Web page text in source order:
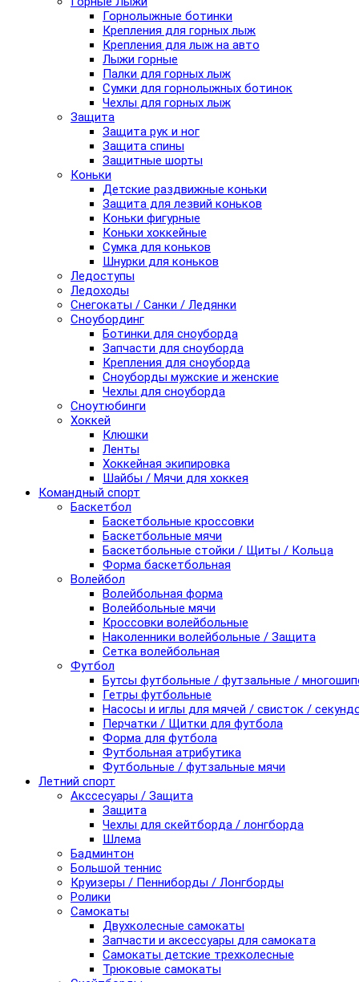
Горнолыжные ботинки
Крепления для горных лыж
Крепления для лыж на авто
Лыжи горные
Палки для горных лыж
Сумки для горнолыжных ботинок
Чехлы для горных лыж
Защита
Защита рук и ног
Защита спины
Защитные шорты
Коньки
Детские раздвижные коньки
Защита для лезвий коньков
Коньки фигурные
Коньки хоккейные
Сумка для коньков
Шнурки для коньков
Ледоступы
Ледоходы
Снегокаты / Санки / Ледянки
Сноубординг
Ботинки для сноуборда
Запчасти для сноуборда
Крепления для сноуборда
Сноуборды мужские и женские
Чехлы для сноуборда
Сноутюбинги
Хоккей
Клюшки
Ленты
Хоккейная экипировка
Шайбы / Мячи для хоккея
Командный спорт
Баскетбол
Баскетбольные кроссовки
Баскетбольные мячи
Баскетбольные стойки / Щиты / Кольца
Форма баскетбольная
Волейбол
Волейбольная форма
Волейбольные мячи
Кроссовки волейбольные
Наколенники волейбольные / Защита
Сетка волейбольная
Футбол
Бутсы футбольные / футзальные /
Гетры футбольные
Насосы и иглы для мячей / свисток /
Перчатки / Щитки для футбола
Форма для футбола
Футбольная атрибутика
Футбольные / футзальные мячи
Летний спорт
Акссесуары / Защита
Защита
Чехлы для скейтборда / лонгборда
Шлема
Бадминтон
Большой теннис
Круизеры / Пенниборды / Лонгборды
Ролики
Самокаты
Двухколесные самокаты
Запчасти и аксессуары для самоката
Самокаты детские трехколесные
Трюковые самокаты